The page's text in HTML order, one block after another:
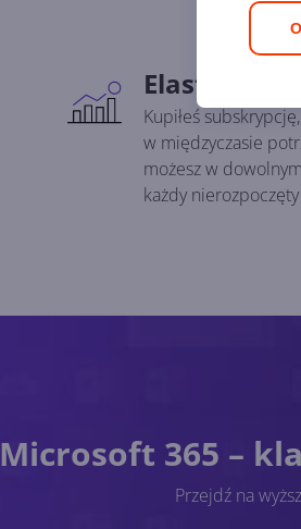
Elastyczność
Kupiłeś
w międzyczasie
możesz w
każdy
Microsoft 365 –
Przejdź na